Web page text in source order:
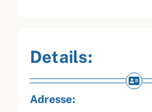
Details:
Adresse: